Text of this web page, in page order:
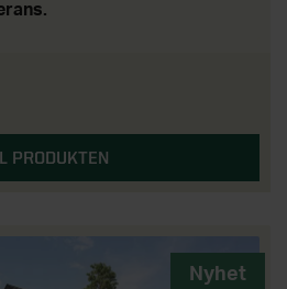
PRODUKTEN
Nyhet